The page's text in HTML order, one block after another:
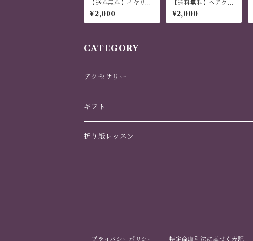
【送料無料】イヤリン
グ・ピアス 「色紋」
３枚組 ブルー
¥2,000
【送料無料】ヘアクリ
ップ 大きめ しっかり
おしゃれ 金属製 和風
千代紙 ハンドメイド
¥2,000
CATEGORY
アクセサリー
かんざし
ヘアアクセサリー
ギフト
誕生日
折り紙レッスン
プライバシーポリシー 特定商取引法に基づく表記